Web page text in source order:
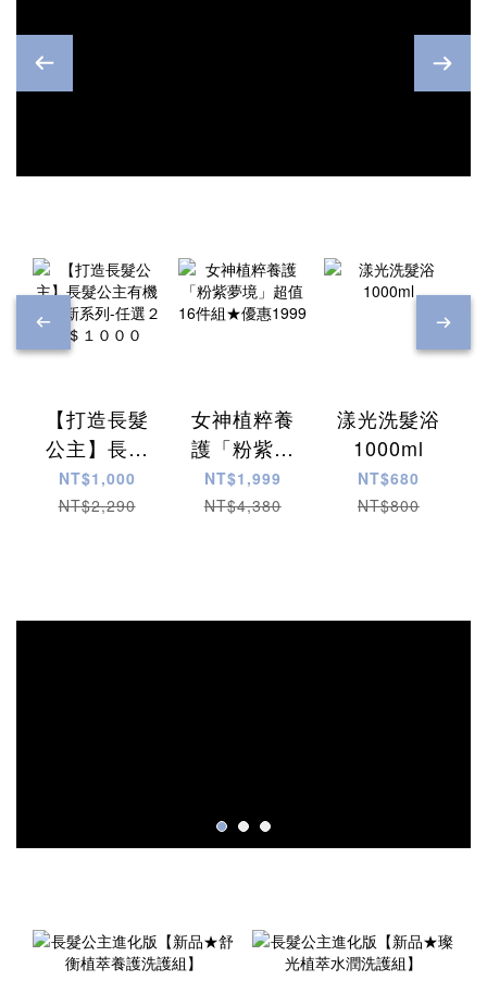
【打造長髮
公主】長髮
公主有機植
萃新系列-任
NT$1,000
NT$2,290
女神植粹養
護「粉紫夢
境」超值16
件組★優惠
NT$1,999
NT$4,380
漾光洗髮浴
1000ml
NT$680
NT$800